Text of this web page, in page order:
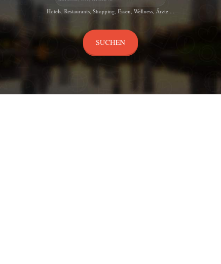
Hotels, Restaurants, Shopping, Essen, Wellness, Ärzte ...